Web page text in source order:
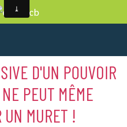
D'UN POUVOIR
PEUT MÊME
UN MURET !